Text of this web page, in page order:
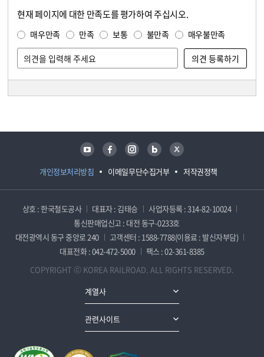
현재 페이지에 대한 만족도를 평가하여 주십시오.
매우만족 만족 보통 불만족 매우불만족
개인정보처리방침 이메일무단수집거부 저작권정책
유튜브 페이스북 인스타그램 블로그 트위터
상호 : 한국철도공사 대표자 : 김태승
사업자등록 : 314-82-10024
통신판매업신고 : 대전 동구-0233호
대전광역시 동구 중앙로 240
고객센터 : 1588-7788(이용료 : 발신자부담)
대표전화 : 042-472-5000
팩스 : 02-361-8385
COPYRIGHT ⓒ KOREA RAILROAD. ALL RIGHTS RESERVED.
계열사
관련사이트